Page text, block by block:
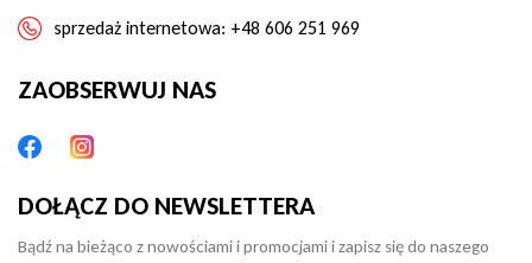
sprzedaż internetowa: +48 606 251 969
ZAOBSERWUJ NAS
DOŁĄCZ DO NEWSLETTERA
Bądź na bieżąco z nowościami i promocjami i zapisz się do naszego